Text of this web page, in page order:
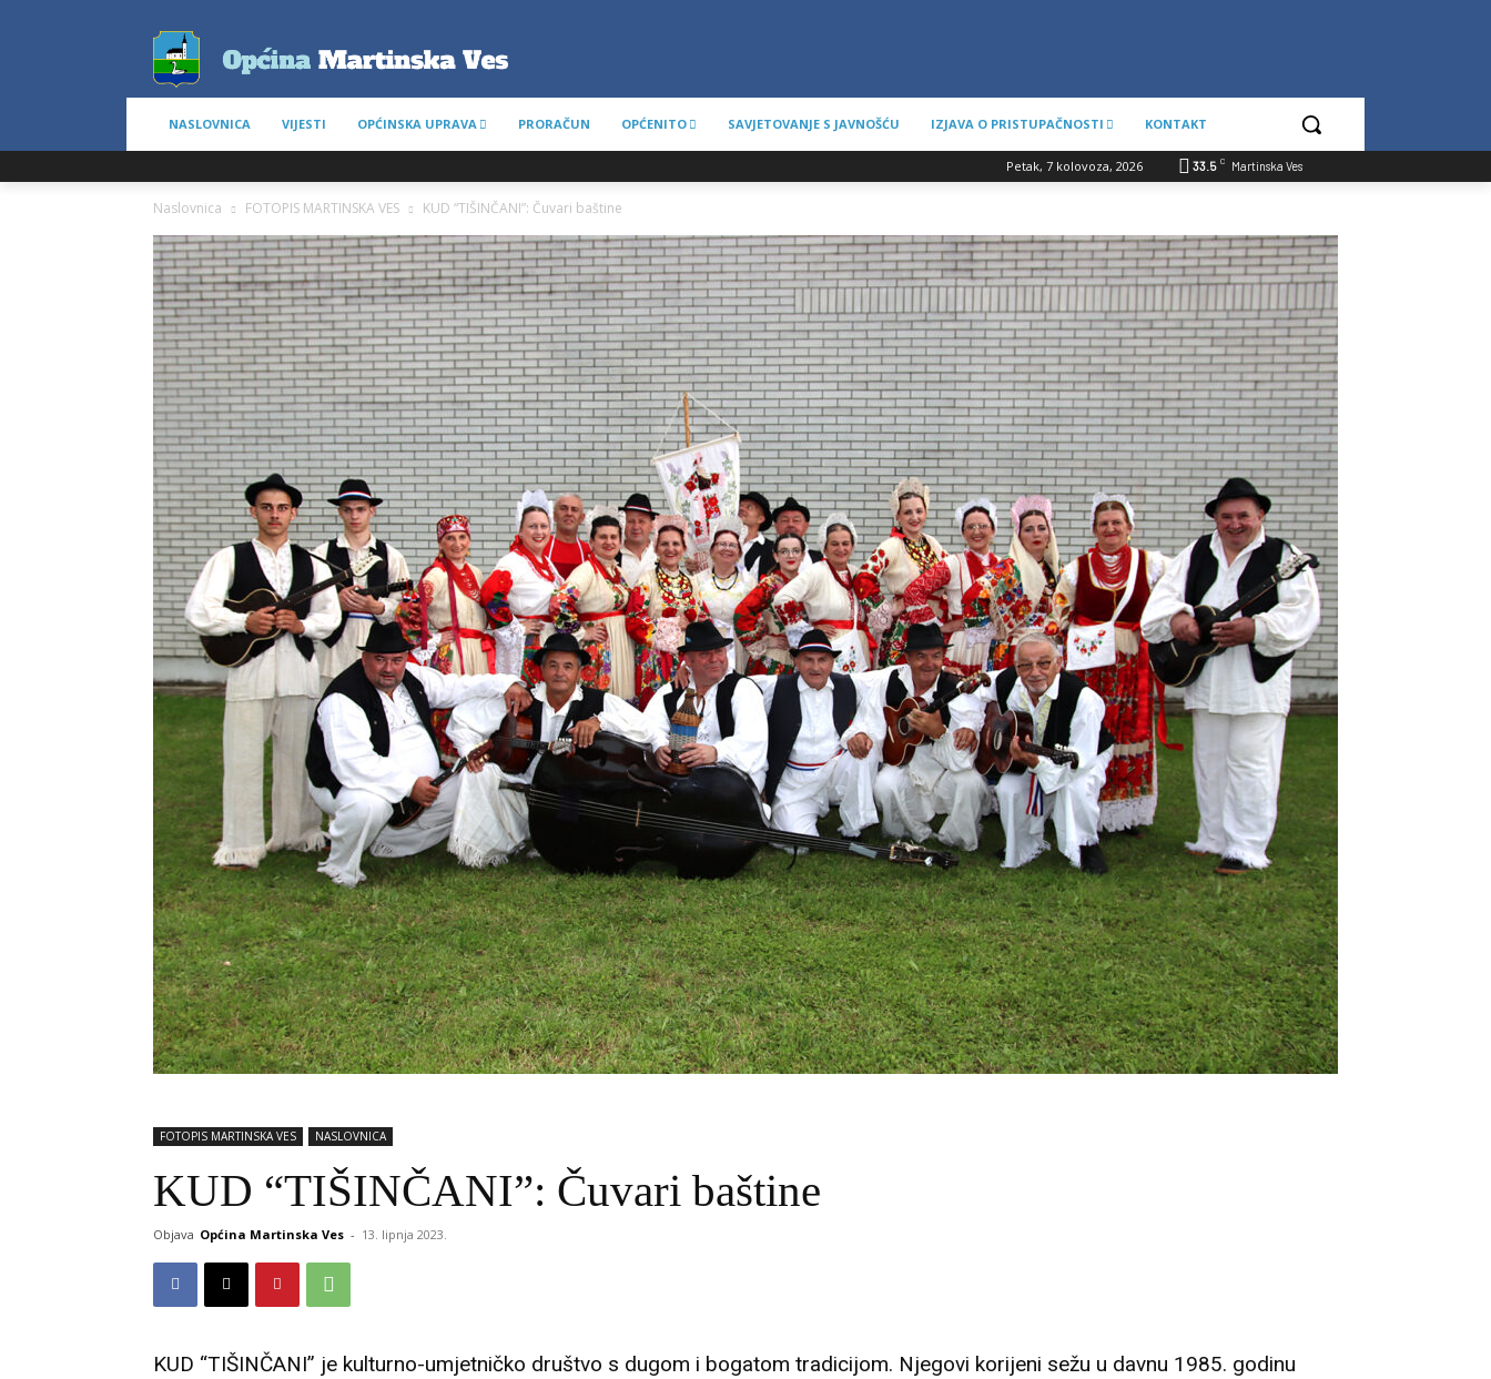
NASLOVNICA VIJESTI OPĆINSKA UPRAVA PRORAČUN OPĆENITO SAVJETOVANJE S JAVNOŠĆU IZJAVA O PRISTUPAČNOSTI KONTAKT
33.5 C Martinska Ves
Petak, 7 kolovoza, 2026
Naslovnica FOTOPIS MARTINSKA VES KUD “TIŠINČANI”: Čuvari baštine
FOTOPIS MARTINSKA VES NASLOVNICA
KUD “TIŠINČANI”: Čuvari baštine
Objava Općina Martinska Ves - 13. lipnja 2023.
KUD “TIŠINČANI” je kulturno-umjetničko društvo s dugom i bogatom tradicijom. Njegovi korijeni sežu u davnu 1985. godinu